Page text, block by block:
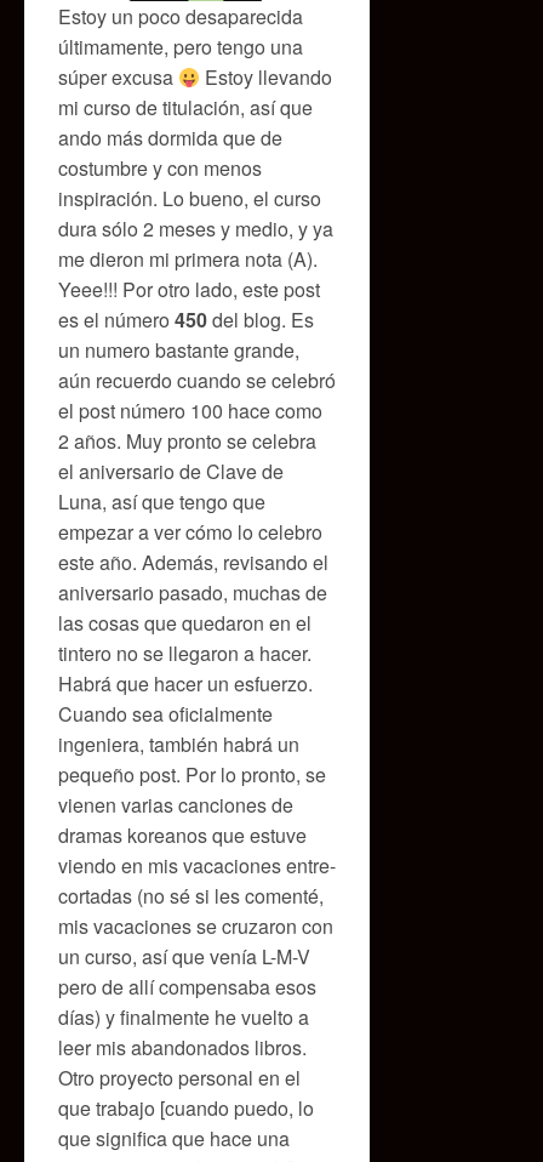
Estoy un poco desaparecida
últimamente, pero tengo una
súper excusa
Estoy llevando
mi curso de titulación, así que
ando más dormida que de
costumbre y con menos
inspiración. Lo bueno, el curso
dura sólo 2 meses y medio, y ya
me dieron mi primera nota (A).
Yeee!!! Por otro lado, este post
es el número 450del blog. Es
un numero bastante grande,
aún recuerdo cuando se celebró
el post número 100 hace como
2 años. Muy pronto se celebra
el aniversario de Clave de
Luna, así que tengo que
empezar a ver cómo lo celebro
este año. Además, revisando el
aniversario pasado, muchas de
las cosas que quedaron en el
tintero no se llegaron a hacer.
Habrá que hacer un esfuerzo.
Cuando sea oficialmente
ingeniera, también habrá un
pequeño post. Por lo pronto, se
vienen varias canciones de
dramas koreanos que estuve
viendo en mis vacaciones entre-
cortadas (no sé si les comenté,
mis vacaciones se cruzaron con
un curso, así que venía L-M-V
pero de allí compensaba esos
días) y finalmente he vuelto a
leer mis abandonados libros.
Otro proyecto personal en el
que trabajo [cuando puedo, lo
que significa que hace una